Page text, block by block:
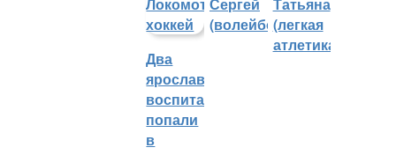
Два
ярославских
воспитанника
попали
в
(волейбол)(легкая
атлетика)